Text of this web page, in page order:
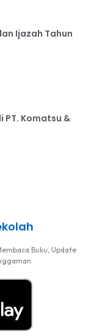
Ijazah Tahun
PT. Komatsu &
Buku, Update